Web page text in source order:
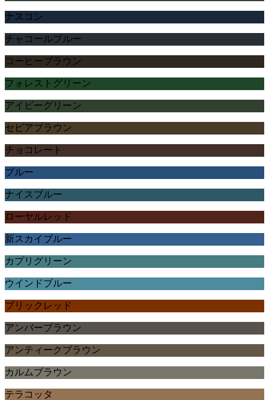
ナスコン
チャコールブルー
コーヒーブラウン
フォレストグリーン
アイビーグリーン
セピアブラウン
チョコレート
ブルー
ナイスブルー
ローヤルレッド
新スカイブルー
カプリグリーン
ウインドブルー
ブリックレッド
アンバーブラウン
アンティークブラウン
カルムブラウン
テラコッタ